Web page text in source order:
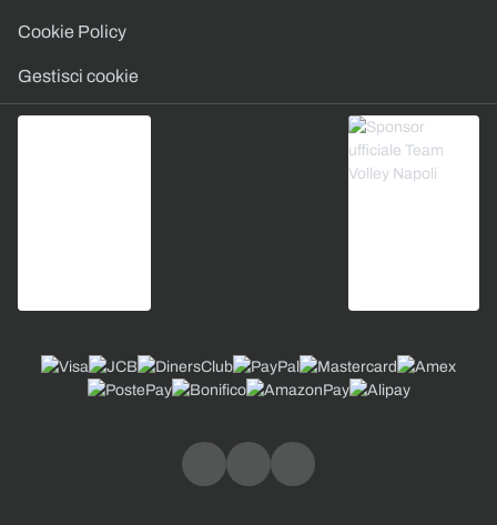
Cookie Policy
Gestisci cookie